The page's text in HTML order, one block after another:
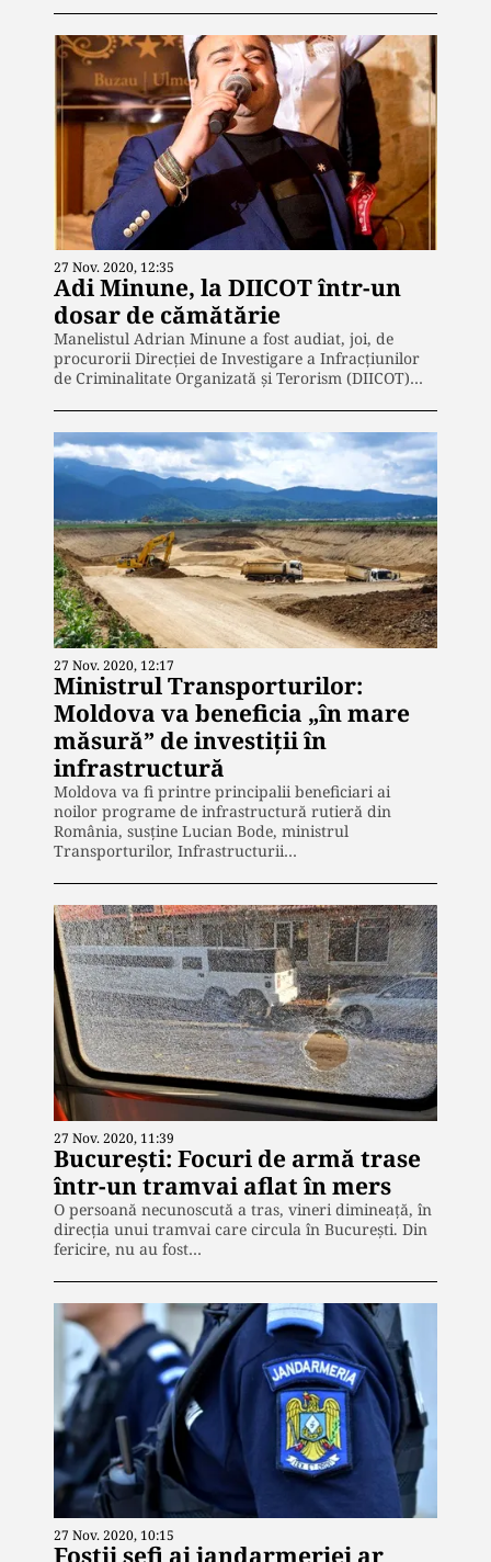
27 Nov. 2020, 12:35
Adi Minune, la DIICOT într-un
dosar de cămătărie
Manelistul Adrian Minune a fost audiat, joi, de
procurorii Direcţiei de Investigare a Infracţiunilor
de Criminalitate Organizată şi Terorism (DIICOT)…
27 Nov. 2020, 12:17
Ministrul Transporturilor:
Moldova va beneficia „în mare
măsură” de investiții în
infrastructură
Moldova va fi printre principalii beneficiari ai
noilor programe de infrastructură rutieră din
România, susține Lucian Bode, ministrul
Transporturilor, Infrastructurii…
27 Nov. 2020, 11:39
București: Focuri de armă trase
într-un tramvai aflat în mers
O persoană necunoscută a tras, vineri dimineață, în
direcția unui tramvai care circula în București. Din
fericire, nu au fost…
27 Nov. 2020, 10:15
Foștii șefi ai jandarmeriei ar